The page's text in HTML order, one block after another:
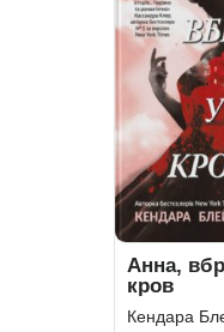
Анна,
кров
Кендара